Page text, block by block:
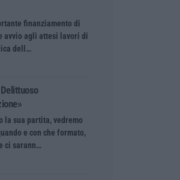
finanziamento di
avvio agli attesi lavori di
dell…
la sua partita, vedremo
e con che formato,
ci sarann…